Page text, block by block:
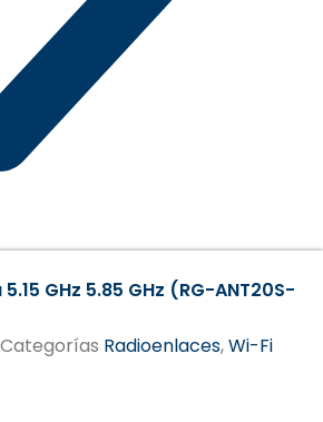
GHz 5.85 GHz (RG-ANT20S-
Categorías Radioenlaces,Wi-Fi